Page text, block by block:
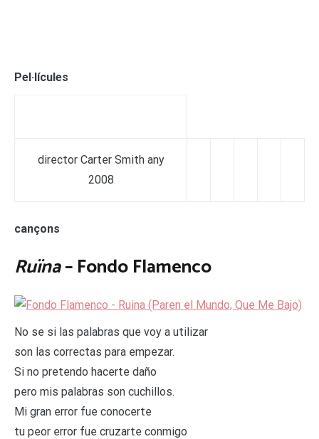
Pel·lícules
director Carter Smith any
2008
cançons
Ruïna– Fondo Flamenco
No se si las palabras que voy a utilizar
son las correctas para empezar.
Si no pretendo hacerte daño
pero mis palabras son cuchillos.
Mi gran error fue conocerte
tu peor error fue cruzarte conmigo